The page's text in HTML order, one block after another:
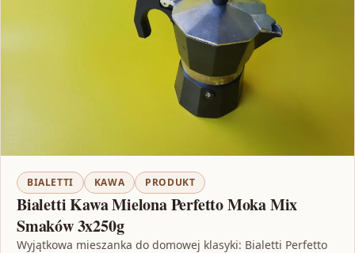
BIALETTI KAWA PRODUKT
Bialetti Kawa Mielona Perfetto Moka Mix
Smaków 3x250g
Wyjątkowa mieszanka do domowej klasyki: Bialetti Perfetto